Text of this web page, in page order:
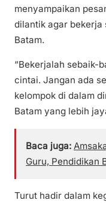
menyampaikan
dilantik agar bekerja
Batam.
“Bekerjalah sebaik-
cintai. Jangan ada
kelompok di dalam
Batam yang lebih
Baca juga:
Guru, Pendidikan
Turut hadir dalam